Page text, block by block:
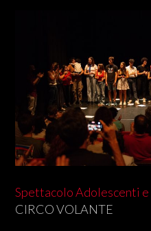
Spettacolo Adolescenti e
CIRCO VOLANTE